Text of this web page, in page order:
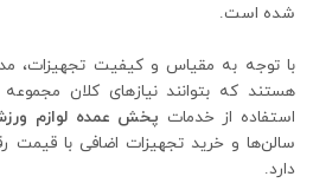
شده است.
با توجه به مقیاس و کیفیت تجهیزات،
هستند که بتوانند نیازهای کلان مجموعه
استفاده از خدمات پخش عمده لوازم
سالن‌ها و خرید تجهیزات اضافی با قیمت
دارد.